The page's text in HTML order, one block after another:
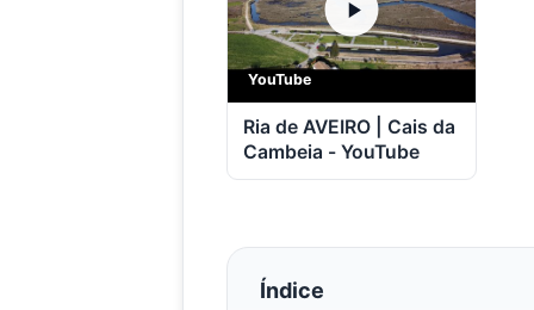
YouTube
Ria de AVEIRO | Cais da
Cambeia - YouTube
Índice